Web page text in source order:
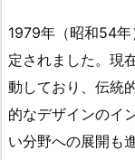
1979年（昭和54
定されました。現
動しており、伝統
的なデザインのイ
い分野への展開も